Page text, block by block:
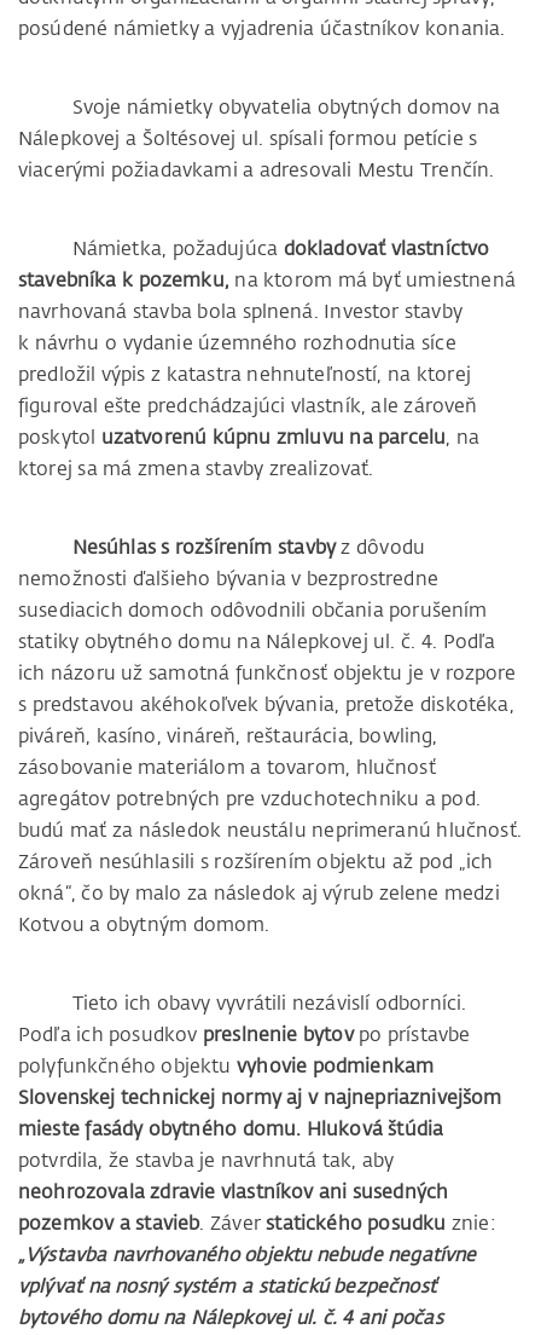
posúdené námietky a vyjadrenia účastníkov konania.
Svoje námietky obyvatelia obytných domov na
Nálepkovej a Šoltésovej ul. spísali formou petície s
viacerými požiadavkami a adresovali Mestu Trenčín.
Námietka, požadujúca dokladovať vlastníctvo
stavebníka k pozemku, na ktorom má byť umiestnená
navrhovaná stavba bola splnená. Investor stavby
k návrhu o vydanie územného rozhodnutia síce
predložil výpis z katastra nehnuteľností, na ktorej
figuroval ešte predchádzajúci vlastník, ale zároveň
poskytol uzatvorenú kúpnu zmluvu na parcelu, na
ktorej sa má zmena stavby zrealizovať.
Nesúhlas s rozšírením stavbyz dôvodu
nemožnosti ďalšieho bývania v bezprostredne
susediacich domoch odôvodnili občania porušením
statiky obytného domu na Nálepkovej ul. č. 4. Podľa
ich názoru už samotná funkčnosť objektu je v rozpore
s predstavou akéhokoľvek bývania, pretože diskotéka,
piváreň, kasíno, vináreň, reštaurácia, bowling,
zásobovanie materiálom a tovarom, hlučnosť
agregátov potrebných pre vzduchotechniku a pod.
budú mať za následok neustálu neprimeranú hlučnosť.
Zároveň nesúhlasili s rozšírením objektu až pod „ich
okná“, čo by malo za následok aj výrub zelene medzi
Kotvou a obytným domom.
Tieto ich obavy vyvrátili nezávislí odborníci.
Podľa ich posudkov preslnenie bytovpo prístavbe
polyfunkčného objektuvyhovie podmienkam
Slovenskej technickej normy aj v najnepriaznivejšom
mieste fasády obytného domu. Hluková štúdia
potvrdila, že stavba je navrhnutá tak, aby
neohrozovala zdravie vlastníkov ani susedných
pozemkov a stavieb. Záverstatického posudku znie:
„Výstavba navrhovaného objektu nebude negatívne
vplývať na nosný systém a statickú bezpečnosť
bytového domu na Nálepkovej ul. č. 4 ani počas